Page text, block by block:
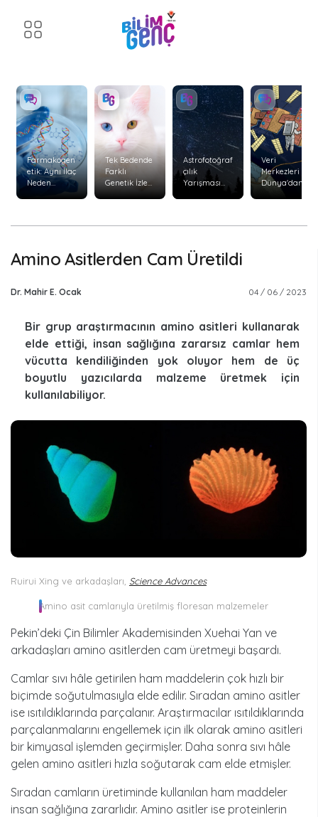
Farmakogen
etik: Aynı İlaç
Neden
?
Tek Bedende
Farklı
Genetik İzler:
Kimerizm
Astrofotoğraf
çılık
Yarışması
Veri
Merkezleri
Dünya'dan
Amino Asitlerden Cam Üretildi
Dr. Mahir E. Ocak 04 / 06 / 2023
Bir grup araştırmacının amino asitleri kullanarak
elde ettiği, insan sağlığına zararsız camlar hem
vücutta kendiliğinden yok oluyor hem de üç
boyutlu yazıcılarda malzeme üretmek için
kullanılabiliyor.
Ruirui Xing ve arkadaşları, Science Advances
Amino asit camlarıyla üretilmiş floresan malzemeler
Pekin’deki Çin Bilimler Akademisinden Xuehai Yan ve
arkadaşları amino asitlerden cam üretmeyi başardı.
Camlar sıvı hâle getirilen ham maddelerin çok hızlı bir
biçimde soğutulmasıyla elde edilir. Sıradan amino asitler
ise ısıtıldıklarında parçalanır. Araştırmacılar ısıtıldıklarında
parçalanmalarını engellemek için ilk olarak amino asitleri
bir kimyasal işlemden geçirmişler. Daha sonra sıvı hâle
gelen amino asitleri hızla soğutarak cam elde etmişler.
Sıradan camların üretiminde kullanılan ham maddeler
insan sağlığına zararlıdır. Amino asitler ise proteinlerin